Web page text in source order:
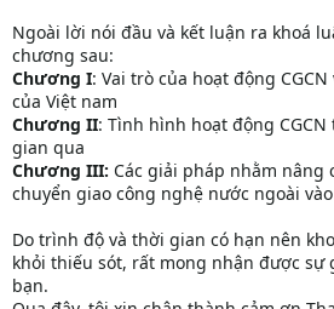
Ngoài lời nói đầu và kết luận ra khoá
chương sau:
Chương I: Vai trò của hoạt động
của Việt nam
Chương II: Tình hình hoạt động
gian qua
Chương III: Các giải pháp nhằm nâng
chuyển giao công nghệ nước ngoài
Do trình độ và thời gian có hạn nên
khỏi thiếu sót, rất mong nhận được sự
bạn.